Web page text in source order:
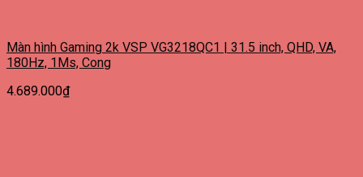
Màn hình Gaming 2k VSP VG3218QC1 | 31.5 inch, QHD, VA,
180Hz, 1Ms, Cong
4.689.000₫